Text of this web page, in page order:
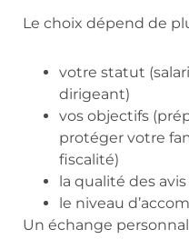
Le choix dépend de
votre statut
dirigeant)
vos objectifs
protéger votre
fiscalité)
la qualité des
le niveau
Un échange